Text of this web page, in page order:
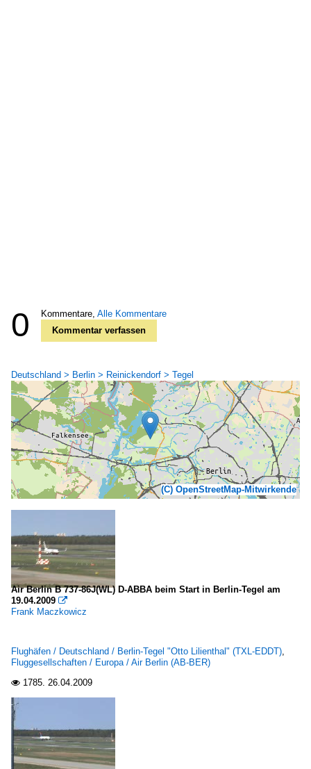
0 Kommentare, Alle Kommentare
Kommentar verfassen
Deutschland > Berlin > Reinickendorf > Tegel
(C) OpenStreetMap-Mitwirkende
Air Berlin B 737-86J(WL) D-ABBA beim Start in Berlin-Tegel am
19.04.2009 
Frank Maczkowicz
Flughäfen / Deutschland / Berlin-Tegel "Otto Lilienthal" (TXL-EDDT),
Fluggesellschaften / Europa / Air Berlin (AB-BER)
 1785. 26.04.2009